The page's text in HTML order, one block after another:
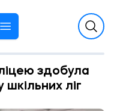
здобула
ліг